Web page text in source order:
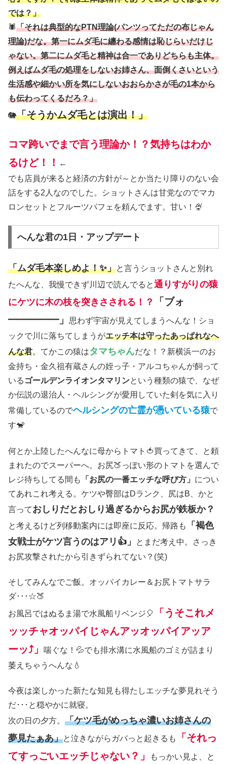
では？」
🕷「それは典型的なPTN理論(パンツってただの布じゃん
理論)だな。第一にムダ毛に纏わる感情は恥じらいだけじ
ゃない。第二にムダ毛と精神は合一でありどちらも主体。
例えばムダ毛の処理をしないお姉さん、面倒くさいという
生活感や細かい所を気にしないおおらかさが毛の1本から
も伝わってくるだろ？」
🐘「そうかムダ毛とは演出！」
コマ跨いでまで言う理論か！？気持ちはわか
るけど！！
←
でも店員が来ると経済の方針が～とか当たり障りのない会
話をする2人なのでした。ショットさんは甘党なのでマカ
ロンセットとフルーツパフェを頼んでます。甘い！🍨
へんな君の1日・アップデート
「ムダ毛本楽しめよ！✨」と言うショットさんと別れ
たへんな、我慢できず川辺で読んでると通りすがりの猿
にケツに木の枝を突きさされる！？
「ブォ
━━━━━」
思わず宇宙が見えてしまうへんな！ショ
ックで川に落ちてしまうがエッチ本は守ったあっぱれなへ
んな君。てかこの猿はタマちゃんだな！？新横浜一のお
金持ち・金久祖有蔵さんの姪っ子・アルコちゃんが飼って
いる ゴールデンライオンタマリンという種類の猿で、なぜ
か伝説の退治人・ヘルシングが愛用していた剣を気に入り
常備しているのでヘルシングの亡霊が憑いている猿で
す🐒
何とか上陸したへんなに母からトマト🍅買ってきて、と頼
まれたのでスーパーへ。お尻🍑っぽい形のトマトを選んで
レジ待ちしてる間も
「お尻の一番エッチな呼び方」 につい
てあれこれ考える。ケツや臀部はDランク、尻はB、かと
言っておしりだとおしり過ぎるからお尻が鉄板か？
と考えるけど列移動案内には即座に反応。帰路も
「褐色
女戦士がケツ言うのはアリ 👍 」
とまだ考え中。さっき
お尻攻撃されたから引きずられてない？(笑)
そしてみんなでご飯。オッパイカレー＆お尻トマトサラ
ダ･･･☆🍑
お風呂ではぬるま湯で水風船リベンジ🎈
「うそこれメ
ッッチャオッパイじゃんアッオッパイアッア
ーッ⤴」
喘ぐな！💦でも排水溝に水風船のゴミが詰まり
萎えちゃうへんな💧
今夜は楽しかった新たな知見も得たしエッチな夢見れそう
だ･･･と穏やかに就寝。
次の日の夕方。 「ケツ毛がめっちゃ濃いお姉さんの
夢見たぁあ」と泣きながらガバっと起きるも
「それっ
てすっごいエッチじゃない？」
もっかい見よ、と